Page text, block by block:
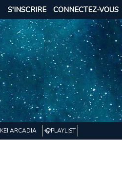
CONNECTEZ-VOUS
S'INSCRIRE
KEI ARCADIA 🎧PLAYLIST